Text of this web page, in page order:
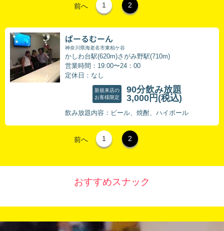
前へ 1 2
ぱーるむーん
神奈川県海老名市東柏ケ谷
かしわ台駅(620m)さがみ野駅(710m)
営業時間：19:00〜24：00
定休日：なし
新規来店の
お客様限定
90分飲み放題
3,000円 (税込)
飲み放題内容：ビール、焼酎、ハイボール
前へ 1 2
おすすめスナック